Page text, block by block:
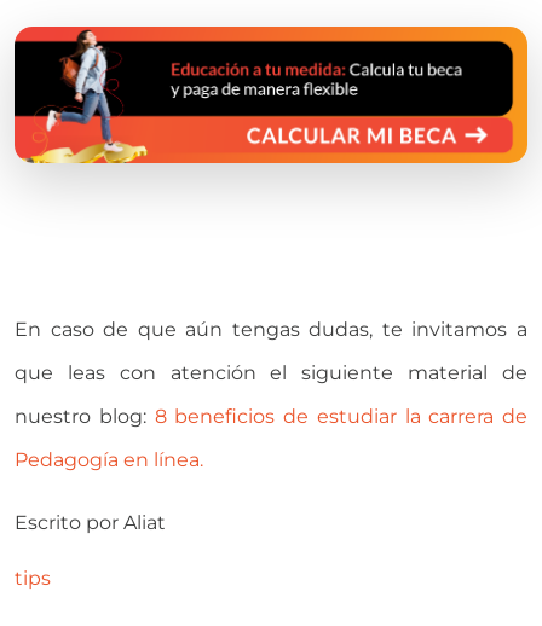
En caso de que aún tengas dudas, te invitamos a
que leas con atención el siguiente material de
nuestro blog: 8 beneficios de estudiar la carrera de
Pedagogía en línea.
Escrito por Aliat
tips